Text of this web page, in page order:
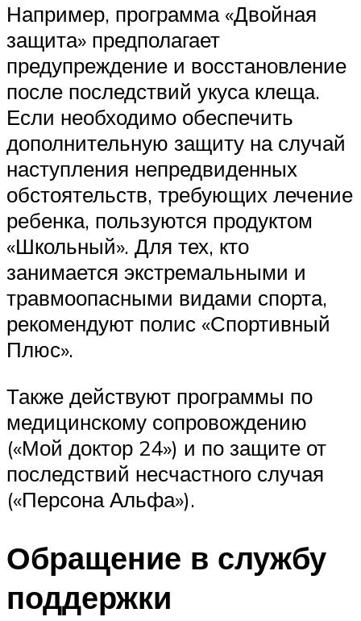
Например, программа «Двойная
защита» предполагает
предупреждение и восстановление
после последствий укуса клеща.
Если необходимо обеспечить
дополнительную защиту на случай
наступления непредвиденных
обстоятельств, требующих лечение
ребенка, пользуются продуктом
«Школьный». Для тех, кто
занимается экстремальными и
травмоопасными видами спорта,
рекомендуют полис «Спортивный
Плюс».
Также действуют программы по
медицинскому сопровождению
(«Мой доктор 24») и по защите от
последствий несчастного случая
(«Персона Альфа»).
Обращение в службу
поддержки